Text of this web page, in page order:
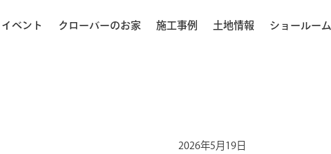
イベント クローバーのお家 施工事例 土地情報 ショールーム
2026年5月19日